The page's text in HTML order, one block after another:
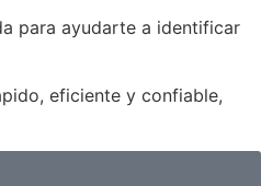
para ayudarte a identificar
eficiente y confiable,